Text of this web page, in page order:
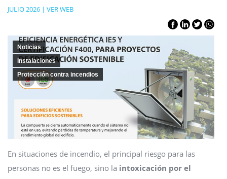
JULIO 2026 | VER WEB
Noticias
Instalaciones
Protección contra incendios
En situaciones de incendio, el principal riesgo para las
personas no es el fuego, sino la intoxicación por el